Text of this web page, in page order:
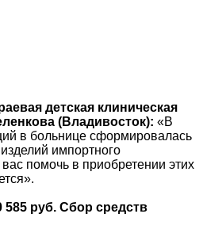
детская клиническая
(Владивосток): «В
в больнице сформировалась
импортного
помочь в приобретении этих
585 руб. Сбор средств